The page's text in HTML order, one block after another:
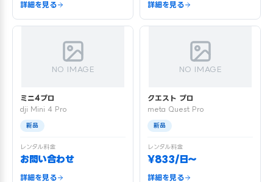
詳細を見る 詳細を見る
NO IMAGE
ミニ4プロ
dji Mini 4 Pro
新品
レンタル料金
お問い合わせ
詳細を見る
NO IMAGE
クエスト プロ
meta Quest Pro
新品
レンタル料金
¥833/日〜
詳細を見る